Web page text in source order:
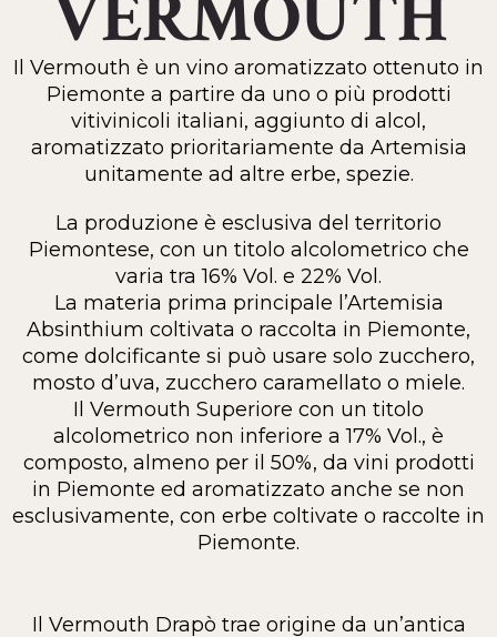
Il Vermouth è un vino aromatizzato ottenuto in
Piemonte a partire da uno o più prodotti
vitivinicoli italiani, aggiunto di alcol,
aromatizzato prioritariamente da Artemisia
unitamente ad altre erbe, spezie.
La produzione è esclusiva del territorio
Piemontese, con un titolo alcolometrico che
varia tra 16% Vol. e 22% Vol.
La materia prima principale l’Artemisia
Absinthium coltivata o raccolta in Piemonte,
come dolcificante si può usare solo zucchero,
mosto d’uva, zucchero caramellato o miele.
Il Vermouth Superiore con un titolo
alcolometrico non inferiore a 17% Vol., è
composto, almeno per il 50%, da vini prodotti
in Piemonte ed aromatizzato anche se non
esclusivamente, con erbe coltivate o raccolte in
Piemonte.
Il Vermouth Drapò trae origine da un’antica